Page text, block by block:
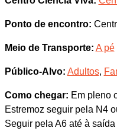
Ponto de encontro:
Meio de Transporte: A pé
Público-Alvo: Adultos,
Como chegar: Em pleno
Estremoz seguir pela N4
Seguir pela A6 até à